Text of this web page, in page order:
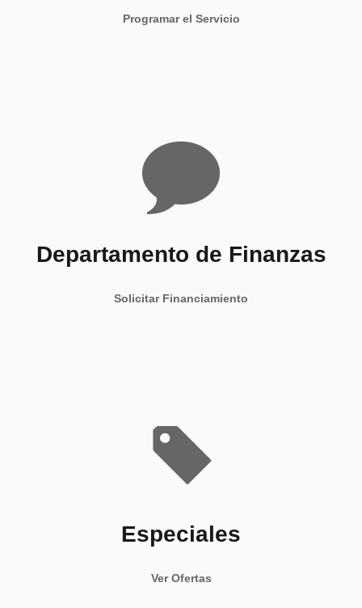
Programar el Servicio
Departamento de Finanzas
Solicitar Financiamiento
Especiales
Ver Ofertas